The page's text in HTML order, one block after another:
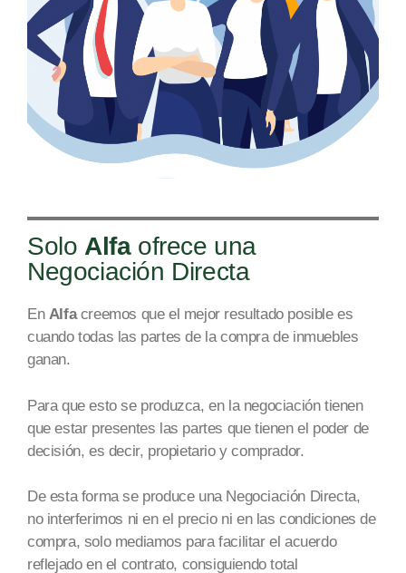
Solo Alfaofrece una
Negociación Directa
En Alfacreemos que el mejor resultado posible es
cuando todas las partes de la compra de inmuebles
ganan.
Para que esto se produzca, en la negociación tienen
que estar presentes las partes que tienen el poder de
decisión, es decir, propietario y comprador.
De esta forma se produce una Negociación Directa,
no interferimos ni en el precio ni en las condiciones de
compra, solo mediamos para facilitar el acuerdo
reflejado enel contrato, consiguiendo total